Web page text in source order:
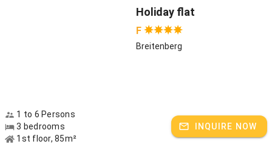
Holiday flat
F
Breitenberg
1 to 6 Persons
3 bedrooms
1st floor, 85m²
INQUIRE NOW